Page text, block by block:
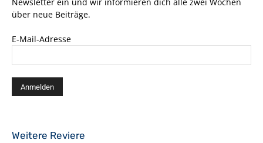
Newsletter ein und wir informieren dich alle zwei Wochen
über neue Beiträge.
E-Mail-Adresse
Weitere Reviere